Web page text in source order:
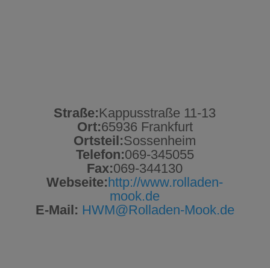
Straße:Kappusstraße 11-13
Ort:65936 Frankfurt
Ortsteil:Sossenheim
Telefon:069-345055
Fax:069-344130
Webseite:http://www.rolladen-
mook.de
E-Mail: HWM@Rolladen-Mook.de